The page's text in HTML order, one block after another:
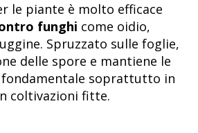
le piante è molto efficace
funghi come oidio,
Spruzzato sulle foglie,
delle spore e mantiene le
fondamentale soprattutto in
coltivazioni fitte.